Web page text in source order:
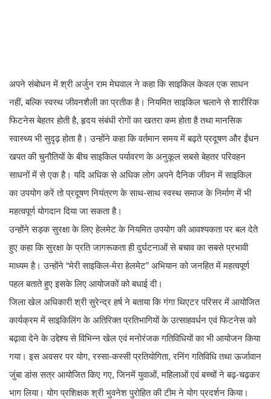
अपने संबोधन में श्री अर्जुन राम मेघवाल ने कहा कि साइकिल केवल एक साधन
नहीं, बल्कि स्वस्थ जीवनशैली का प्रतीक है। नियमित साइकिल चलाने से शारीरिक
फिटनेस बेहतर होती है, हृदय संबंधी रोगों का खतरा कम होता है तथा मानसिक
स्वास्थ्य भी सुदृढ़ होता है। उन्होंने कहा कि वर्तमान समय में बढ़ते प्रदूषण और ईंधन
खपत की चुनौतियों के बीच साइकिल पर्यावरण के अनुकूल सबसे बेहतर परिवहन
साधनों में से एक है। यदि अधिक से अधिक लोग अपने दैनिक जीवन में साइकिल
का उपयोग करें तो प्रदूषण नियंत्रण के साथ-साथ स्वस्थ समाज के निर्माण में भी
महत्वपूर्ण योगदान दिया जा सकता है।
उन्होंने सड़क सुरक्षा के लिए हेलमेट के नियमित उपयोग की आवश्यकता पर बल देते
हुए कहा कि सुरक्षा के प्रति जागरूकता ही दुर्घटनाओं से बचाव का सबसे प्रभावी
माध्यम है। उन्होंने “मेरी साइकिल-मेरा हेलमेट” अभियान को जनहित में महत्वपूर्ण
पहल बताते हुए इसके लिए आयोजकों को बधाई दी।
जिला खेल अधिकारी श्री सुरेन्द्र हर्ष ने बताया कि गंगा थिएटर परिसर में आयोजित
कार्यक्रम में साइकिलिंग के अतिरिक्त प्रतिभागियों के उत्साहवर्धन एवं फिटनेस को
बढ़ावा देने के उद्देश्य से विभिन्न खेल एवं मनोरंजक गतिविधियों का भी आयोजन किया
गया। इस अवसर पर योग, रस्सा-कस्सी प्रतियोगिता, रनिंग गतिविधि तथा ऊर्जावान
जुंबा डांस सत्र आयोजित किए गए, जिनमें युवाओं, महिलाओं एवं बच्चों ने बढ़-चढ़कर
भाग लिया। योग प्रशिक्षक श्री भुवनेश पुरोहित की टीम ने योग प्रदर्शन किया।